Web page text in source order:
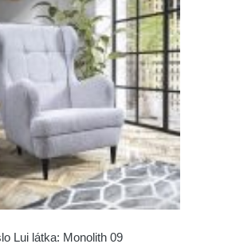
Lui látka: Monolith 09